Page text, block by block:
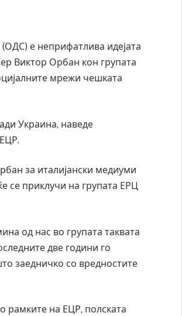
е неприфатлива идејата
Виктор Орбан кон групата
мрежи чешката
Украина, наведе
за италијански медиуми
се приклучи на групата ЕРЦ
од нас во групата таквата
две години го
заедничко со вредностите
рамките на ЕЦР, полската